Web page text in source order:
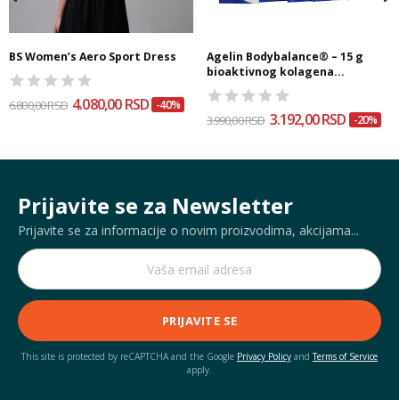
BS Women’s Aero Sport Dress
6.800,00 RSD 4.080,00 RSD -40%
Agelin Bodybalance® – 15 g
bioaktivnog kolagena...
3.990,00 RSD 3.192,00 RSD -20%
Prijavite se za Newsletter
Prijavite se za informacije o novim proizvodima, akcijama...
PRIJAVITE SE
This site is protected by reCAPTCHA and the Google Privacy Policy andTerms of Service
apply.